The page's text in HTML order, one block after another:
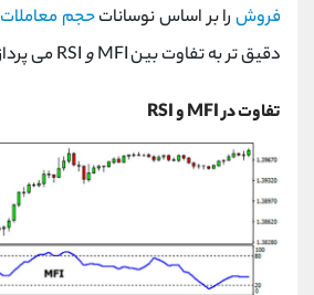
فروشرا بر اساس نوساناتحجم معاملات
دقیق تر به تفاوت بین MFI
وRSI می پردازیم.
تفاوت در MFI و RSI